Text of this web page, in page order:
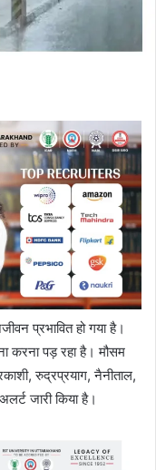
प्रभावित हो गया है।
करना पड़ रहा है। मौसम
रुद्रप्रयाग, नैनीताल,
जारी किया है।